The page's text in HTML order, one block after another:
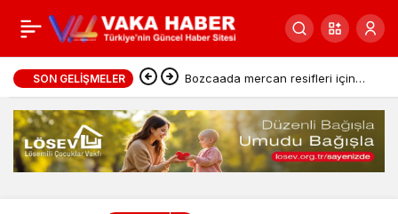
SON GELIŞMELER Bozcaada mercan resifleri için
koruma seferberliği
Meteoroloji uyardı 0 Paylaş